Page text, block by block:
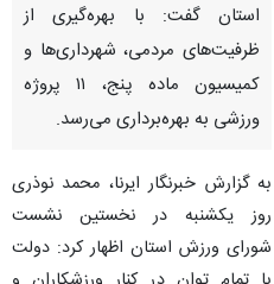
استان گفت: با بهره‌گیری از
ظرفیت‌های مردمی، شهرداری‌ها و
کمیسیون ماده پنج، ۱۱ پروژه
ورزشی به بهره‌برداری می‌رسد.
به گزارش خبرنگار ایرنا، محمد نوذری
روز یکشنبه در نخستین نشست
شورای ورزش استان اظهار کرد: دولت